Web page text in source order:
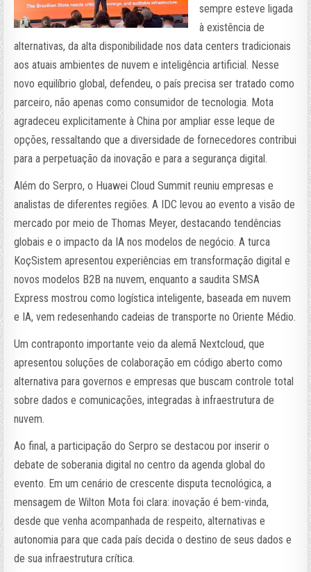
sempre esteve ligada
à existência de
alternativas, da alta disponibilidade nos data centers tradicionais
aos atuais ambientes de nuvem e inteligência artificial. Nesse
novo equilíbrio global, defendeu, o país precisa ser tratado como
parceiro, não apenas como consumidor de tecnologia. Mota
agradeceu explicitamente à China por ampliar esse leque de
opções, ressaltando que a diversidade de fornecedores contribui
para a perpetuação da inovação e para a segurança digital.
Além do Serpro, o Huawei Cloud Summit reuniu empresas e
analistas de diferentes regiões. A IDC levou ao evento a visão de
mercado por meio de Thomas Meyer, destacando tendências
globais e o impacto da IA nos modelos de negócio. A turca
KoçSistem apresentou experiências em transformação digital e
novos modelos B2B na nuvem, enquanto a saudita SMSA
Express mostrou como logística inteligente, baseada em nuvem
e IA, vem redesenhando cadeias de transporte no Oriente Médio.
Um contraponto importante veio da alemã Nextcloud, que
apresentou soluções de colaboração em código aberto como
alternativa para governos e empresas que buscam controle total
sobre dados e comunicações, integradas à infraestrutura de
nuvem.
Ao final, a participação do Serpro se destacou por inserir o
debate de soberania digital no centro da agenda global do
evento. Em um cenário de crescente disputa tecnológica, a
mensagem de Wilton Mota foi clara: inovação é bem-vinda,
desde que venha acompanhada de respeito, alternativas e
autonomia para que cada país decida o destino de seus dados e
de sua infraestrutura crítica.